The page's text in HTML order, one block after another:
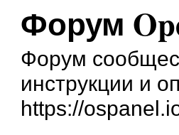
Форум
Форум
инструкции и
https://